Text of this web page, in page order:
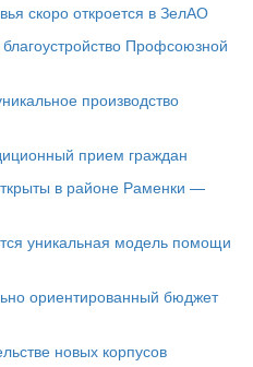
скоро откроется в ЗелАО
Профсоюзной
производство
прием граждан
в районе Раменки —
уникальная модель помощи
ориентированный бюджет
новых корпусов